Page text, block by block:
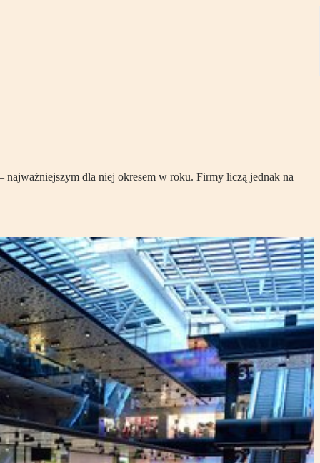
dla niej okresem w roku. Firmy liczą jednak na